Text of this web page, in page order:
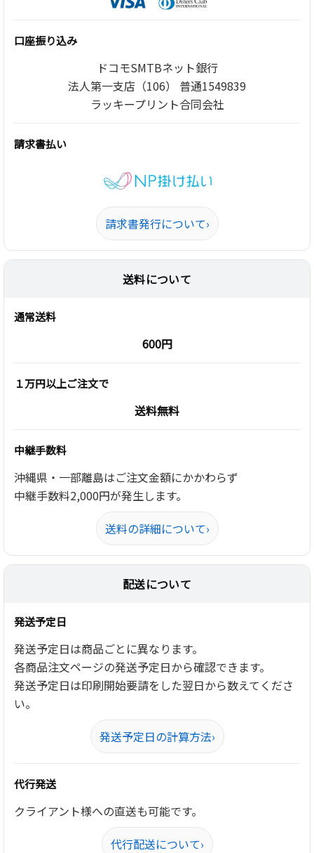
口座振り込み
ドコモSMTBネット銀行
法人第一支店（106） 普通1549839
ラッキープリント合同会社
請求書払い
請求書発行について›
送料について
通常送料
600円
１万円以上ご注文で
送料無料
中継手数料
沖縄県・一部離島はご注文金額にかかわらず
中継手数料2,000円が発生します。
送料の詳細について›
配送について
発送予定日
発送予定日は商品ごとに異なります。
各商品注文ページの発送予定日から確認できます。
発送予定日は印刷開始要請をした翌日から数えてくださ
い。
発送予定日の計算方法›
代行発送
クライアント様への直送も可能です。
代行配送について›